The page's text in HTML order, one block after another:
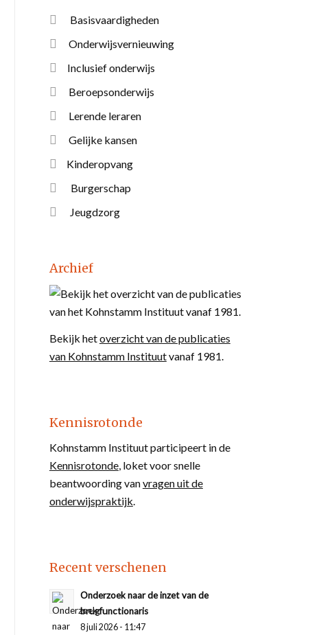
Basisvaardigheden
Onderwijsvernieuwing
Inclusief onderwijs
Beroepsonderwijs
Lerende leraren
Gelijke kansen
Kinderopvang
Burgerschap
Jeugdzorg
Archief
Bekijk hetoverzicht van de publicaties
van Kohnstamm Instituutvanaf 1981.
Kennisrotonde
Kohnstamm Instituut participeert in de
Kennisrotonde, loket voor snelle
beantwoording vanvragen uit de
onderwijspraktijk.
Recent verschenen
Onderzoek naar de inzet van de
brugfunctionaris
8 juli 2026 - 11:47